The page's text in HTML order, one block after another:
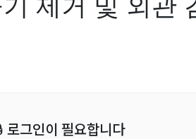
로그인이 필요합니다